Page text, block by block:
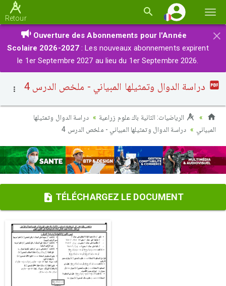
la
Retour
×
Ouverture des Abonnements pour l'Année
Scolaire 2026-2027 : Les nouveaux abonnements expirent
le 1er Septembre 2027 au lieu du 1er Septembre 2026.
دراسة الدوال وتمثيلها المبياني - ملخص الدرس 4
الرياضيات: الثانية باك علوم زراعية
دراسة الدوال وتمثيلها
المبياني
دراسة الدوال وتمثيلها المبياني - ملخص الدرس 4
TÉLÉCHARGEZ LE DOCUMENT